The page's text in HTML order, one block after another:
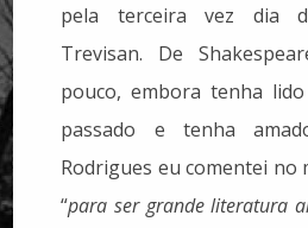
pela terceira vez dia
Trevisan. De
pouco, embora tenha lido
passado e tenha
Rodrigues eu comentei no
“para ser grande literatura